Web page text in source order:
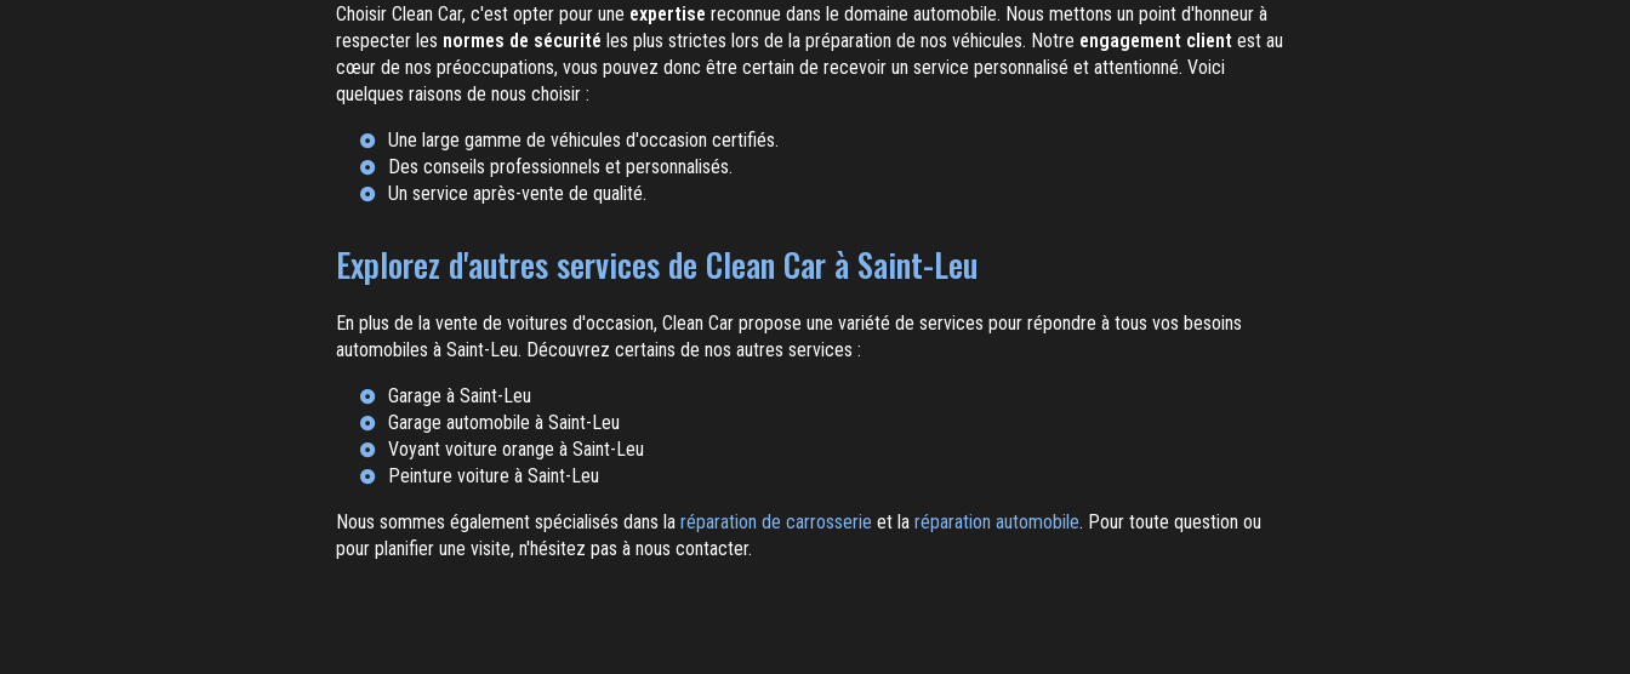
Choisir Clean Car, c'est opter pour une expertise reconnue dans le domaine automobile. Nous mettons un point d'honneur à
respecter les normes de sécurité les plus strictes lors de la préparation de nos véhicules. Notre engagement client est au
cœur de nos préoccupations, vous pouvez donc être certain de recevoir un service personnalisé et attentionné. Voici
quelques raisons de nous choisir :
Une large gamme de véhicules d'occasion certifiés.
Des conseils professionnels et personnalisés.
Un service après-vente de qualité.
Explorez d'autres services de Clean Car à Saint-Leu
En plus de la vente de voitures d'occasion, Clean Car propose une variété de services pour répondre à tous vos besoins
automobiles à Saint-Leu. Découvrez certains de nos autres services :
Garage à Saint-Leu
Garage automobile à Saint-Leu
Voyant voiture orange à Saint-Leu
Peinture voiture à Saint-Leu
Nous sommes également spécialisés dans la réparation de carrosserie et la réparation automobile. Pour toute question ou
pour planifier une visite, n'hésitez pas à nous contacter.